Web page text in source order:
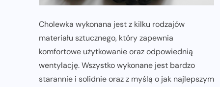
Cholewka wykonana jest z kilku rodzajów
materiału sztucznego, który zapewnia
komfortowe użytkowanie oraz odpowiednią
wentylację. Wszystko wykonane jest bardzo
starannie i solidnie oraz z myślą o jak najlepszym